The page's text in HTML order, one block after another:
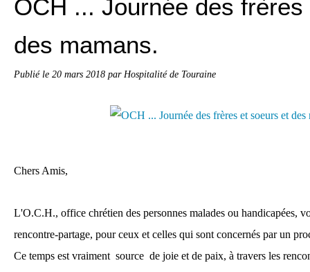
OCH ... Journée des
des mamans.
Publié le 20 mars 2018 par Hospitalité de Touraine
Chers Amis,
L'O.C.H., office chrétien des personnes malades ou handicapées,
rencontre-partage, pour ceux et celles qui sont concernés par un
Ce temps est vraiment source de joie et de paix, à travers les